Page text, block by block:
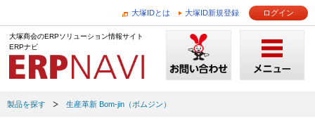
大塚IDとは 大塚ID新規登録 ログイン
大塚商会のERPソリューション情報サイト
ERPナビ
製品を探す 生産革新 Bom-jin（ボムジン）